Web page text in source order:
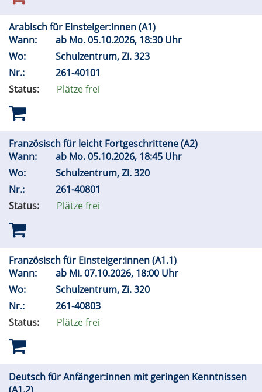
Arabisch für Einsteiger:innen (A1)
Wann:
ab Mo.05.10.2026, 18:30 Uhr
Wo:
Schulzentrum, Zi. 323
Nr.:
261-40101
Status:
Plätze frei
Französisch für leicht Fortgeschrittene (A2)
Wann:
ab Mo.05.10.2026, 18:45 Uhr
Wo:
Schulzentrum, Zi. 320
Nr.:
261-40801
Status:
Plätze frei
Französisch für Einsteiger:innen (A1.1)
Wann:
ab Mi.07.10.2026, 18:00 Uhr
Wo:
Schulzentrum, Zi. 320
Nr.:
261-40803
Status:
Plätze frei
Deutsch für Anfänger:innen mit geringen Kenntnissen